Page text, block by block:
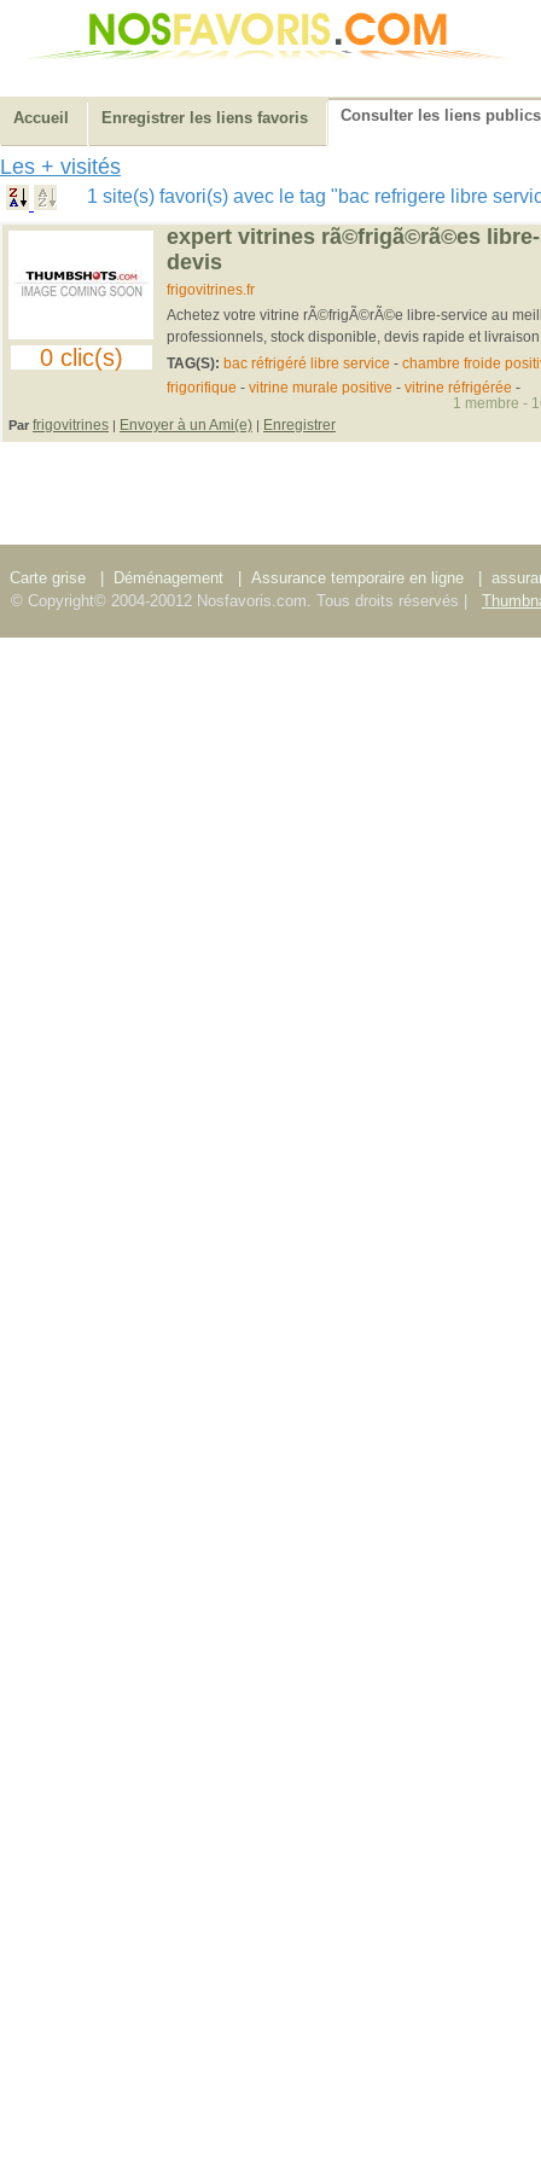
Accueil Enregistrer les liens favoris Consulter les liens publics
Les + visités
1 site(s) favori(s) avec le tag "bac refrigere libre
0 clic(s)
expert vitrines rã©frigã©rã©es
devis
frigovitrines.fr
Achetez votre vitrine rÃ©frigÃ©rÃ©e libre-service au
professionnels, stock disponible, devis rapide et
TAG(S): bac réfrigéré libre service - chambre froide
frigorifique - vitrine murale positive - vitrine réfrigérée -
Par frigovitrines | Envoyer à un Ami(e) | Enregistrer
1 membre -
Carte grise Déménagement Assurance temporaire en ligne
© Copyright© 2004-20012 Nosfavoris.com. Tous droits réservés |